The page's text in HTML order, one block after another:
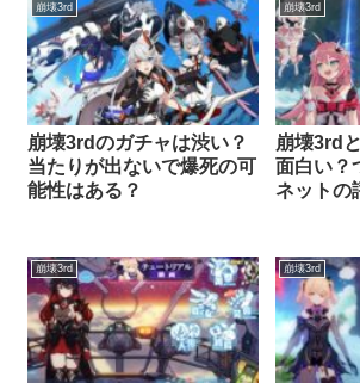
崩壊3rd
崩壊3rdのガチャは渋い？
当たりが出ないで爆死の可
能性はある？
崩壊3rd
崩壊3rd
面白い？
ネットの
崩壊3rd 崩壊3rd